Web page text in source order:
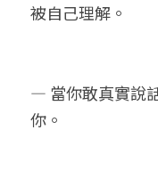
被自己理解。
— 當你敢真實說
你。